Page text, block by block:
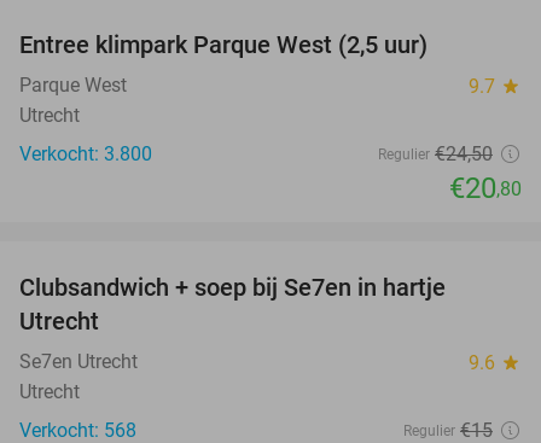
Entree klimpark Parque West (2,5 uur)
Parque West 9.7 star
Utrecht
Verkocht: 3.800
Regulier €24,50
€20,80
Clubsandwich + soep bij Se7en in hartje
Utrecht
Se7en Utrecht 9.6 star
Utrecht
Verkocht: 568
Regulier €15